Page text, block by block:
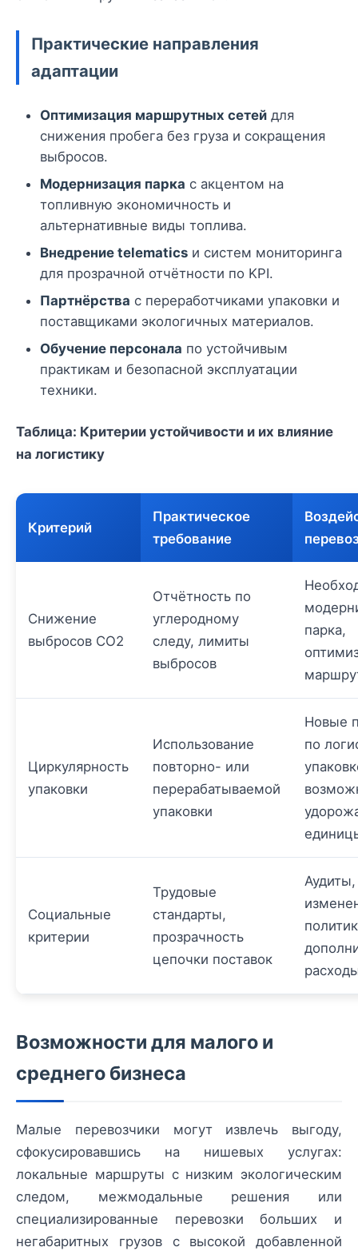
Практические направления
адаптации
Оптимизация маршрутных сетей для
снижения пробега без груза и сокращения
выбросов.
Модернизация парка с акцентом на
топливную экономичность и
альтернативные виды топлива.
Внедрение telematics и систем мониторинга
для прозрачной отчётности по KPI.
Партнёрства с переработчиками упаковки и
поставщиками экологичных материалов.
Обучение персонала по устойчивым
практикам и безопасной эксплуатации
техники.
Таблица: Критерии устойчивости и их влияние
на логистику
Критерий
Практическое
требование
Снижение
выбросов CO2
Отчётность по
углеродному
следу, лимиты
выбросов
парка,
Циркулярность
упаковки
Использование
повторно- или
перерабатываемой
упаковки
Новые
по
Социальные
критерии
Трудовые
стандарты,
прозрачность
цепочки поставок
Аудиты,
Возможности для малого и
среднего бизнеса
Малые перевозчики могут извлечь выгоду,
сфокусировавшись на нишевых услугах:
локальные маршруты с низким экологическим
следом, межмодальные решения или
специализированные перевозки больших и
негабаритных грузов с высокой добавленной